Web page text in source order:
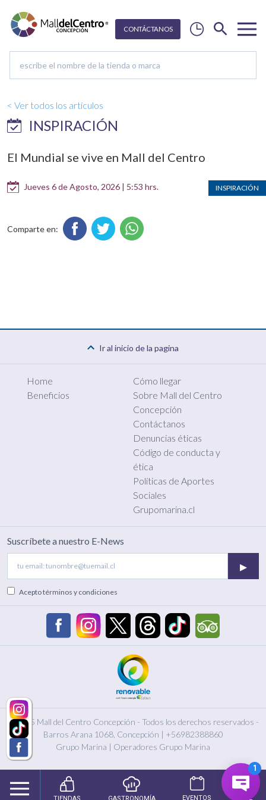
CONTÁCTANOS
< Ver todos los artículos
INSPIRACIÓN
El Mundial se vive en Mall del Centro
INSPIRACIÓN
Jueves 6 de Agosto, 2026 | 5:53 hrs.
Comparte en:
Ir al inicio de la pagina
Home
Beneficios
Cómo llegar
Sobre Mall del Centro
Concepción
Contáctanos
Denuncias éticas
Código de conducta y
ética
Políticas de Aportes
Sociales
Grupomarina.cl
Suscríbete a nuestro E-News
▸
Aceptotérminos y condiciones
© 2025 Mall del Centro Concepción - Todos los derechos reservados -
Barros Arana 1068, Concepción | +56982388860
Grupo Marina | Operadores Grupo Marina
TIENDAS GASTRONOMÍA EVENTOS CINE